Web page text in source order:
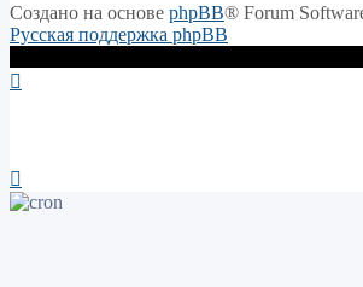
Создано на основе phpBB® Forum
Русская поддержка phpBB